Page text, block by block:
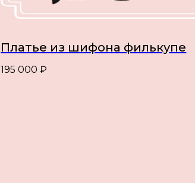
Платье из шифона филькупе
195 000 ₽